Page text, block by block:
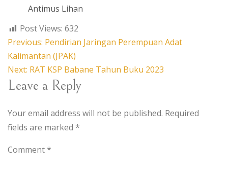
Antimus Lihan
Post Views: 632
Post
navigation
Previous: Pendirian Jaringan Perempuan Adat
Kalimantan (JPAK)
Next: RAT KSP Babane Tahun Buku 2023
Leave a Reply
Your email address will not be published. Required
fields are marked *
Comment*